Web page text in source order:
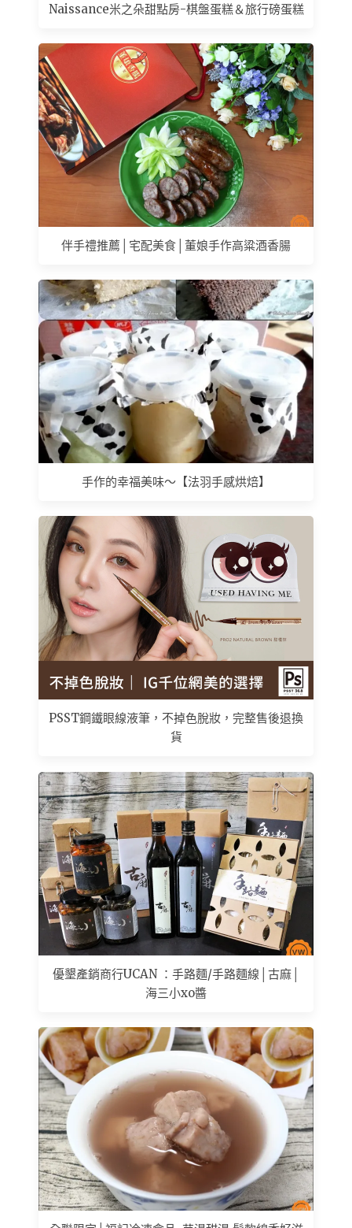
Naissance米之朵甜點房-棋盤蛋糕＆旅行磅蛋糕
伴手禮推薦│宅配美食│董娘手作高粱酒香腸
手作的幸福美味～【法羽手感烘焙】
PSST鋼鐵眼線液筆，不掉色脫妝，完整售後退換
貨
優墾產銷商行UCAN ：手路麵/手路麵線│古麻│
海三小xo醬